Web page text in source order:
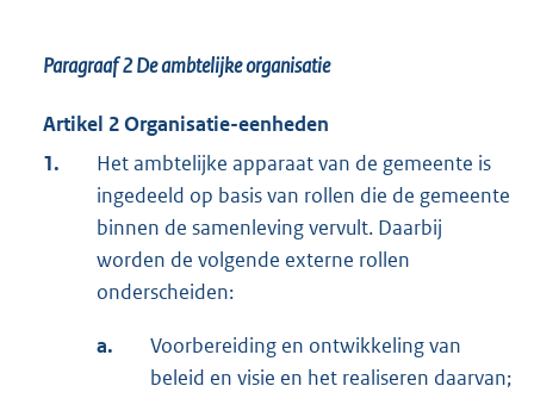
Paragraaf 2 De ambtelijke organisatie
Artikel 2 Organisatie-eenheden
1.
Het ambtelijke apparaat van de gemeente is
ingedeeld op basis van rollen die de gemeente
binnen de samenleving vervult. Daarbij
worden de volgende externe rollen
onderscheiden:
a.
Voorbereiding en ontwikkeling van
beleid en visie en het realiseren daarvan;